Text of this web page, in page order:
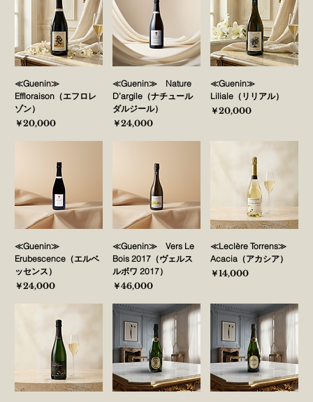
≪Guenin≫
Effloraison（エフロレ
ゾン）
価格
￥20,000
≪Guenin≫ Nature
D’argile（ナチュール
ダルジール）
価格
￥24,000
≪Guenin≫
Liliale（リリアル）
価格
￥20,000
≪Guenin≫
Erubescence（エルベ
ッセンス）
価格
￥24,000
≪Guenin≫ Vers Le
Bois 2017（ヴェルス
ルボワ 2017）
価格
￥46,000
≪Leclère Torrens≫
Acacia（アカシア）
価格
￥14,000